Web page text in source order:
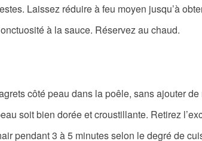
Laissez réduire à feu moyen jusqu’à
à la sauce. Réservez au chaud.
côté peau dans la poêle, sans ajouter de
soit bien dorée et croustillante. Retirez
pendant 3 à 5 minutes selon le degré de